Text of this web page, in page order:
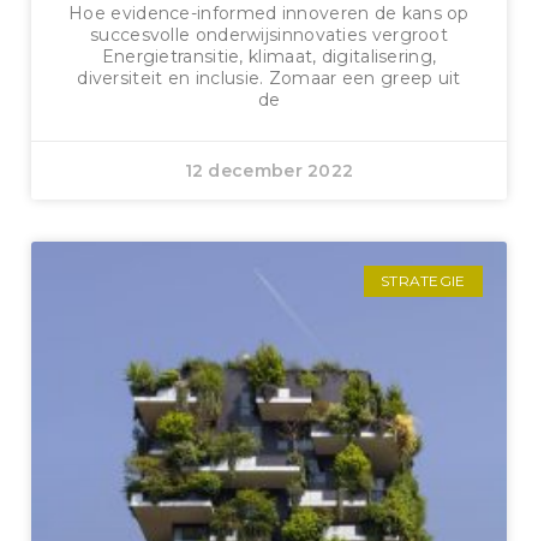
Hoe evidence-informed innoveren de kans op
succesvolle onderwijsinnovaties vergroot
Energietransitie, klimaat, digitalisering,
diversiteit en inclusie. Zomaar een greep uit
de
12 december 2022
STRATEGIE